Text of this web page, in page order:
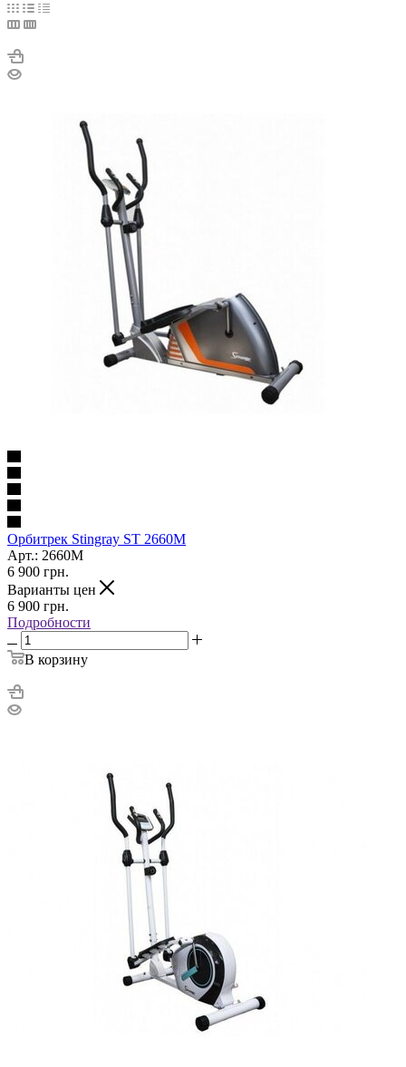
Орбитрек Stingray ST 2660M
Арт.: 2660M
6 900 грн.
Варианты цен
6 900 грн.
Подробности
В корзину